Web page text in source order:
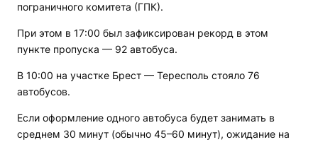
пограничного комитета (ГПК).
При этом в 17:00 был зафиксирован рекорд в этом
пункте пропуска — 92 автобуса.
В 10:00 на участке Брест — Тересполь стояло 76
автобусов.
Если оформление одного автобуса будет занимать в
среднем 30 минут (обычно 45–60 минут), ожидание на